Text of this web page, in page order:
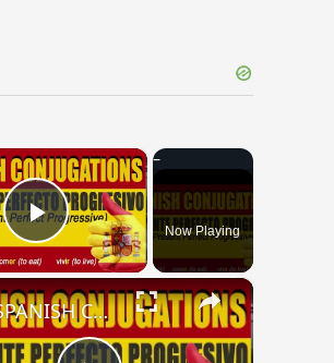
×
Play VideoNow Playing
×
SPANISH CONJUGATIONS: Present Perfect Progressive (Presente Perfecto Progresivo)